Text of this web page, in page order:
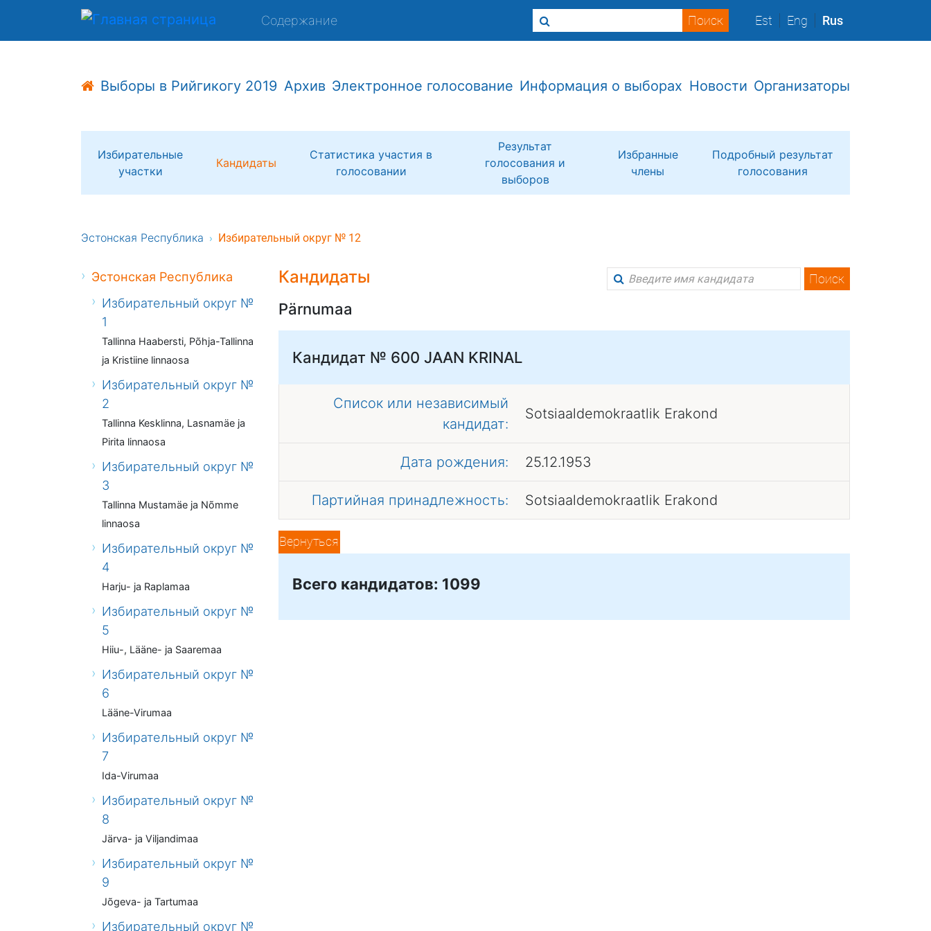
Содержание Est Eng Rus
Выборы в Рийгикогу 2019 Архив Электронное голосование Информация о выборах Новости Организаторы
Избирательные
участки
Кандидаты
Статистика участия в
голосовании
Результат
голосования и
выборов
Избранные
члены
Подробный результат
голосования
Эстонская Республика Избирательный округ № 12
Эстонская Республика
Избирательный округ №
1
Tallinna Haabersti, Põhja-Tallinna
ja Kristiine linnaosa
Избирательный округ №
2
Tallinna Kesklinna, Lasnamäe ja
Pirita linnaosa
Избирательный округ №
3
Tallinna Mustamäe ja Nõmme
linnaosa
Избирательный округ №
4
Harju- ja Raplamaa
Избирательный округ №
5
Hiiu-, Lääne- ja Saaremaa
Избирательный округ №
6
Lääne-Virumaa
Избирательный округ №
7
Ida-Virumaa
Избирательный округ №
8
Järva- ja Viljandimaa
Избирательный округ №
9
Jõgeva- ja Tartumaa
Избирательный округ №
Кандидаты Поиск
Pärnumaa
Кандидат № 600 JAAN KRINAL
Список или независимый
кандидат:
Sotsiaaldemokraatlik Erakond
Дата рождения: 25.12.1953
Партийная принадлежность: Sotsiaaldemokraatlik Erakond
Вернуться
Всего кандидатов: 1099